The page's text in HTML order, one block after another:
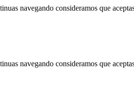
navegando consideramos que
navegando consideramos que